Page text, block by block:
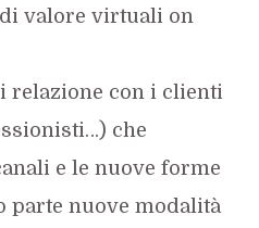
valore virtuali on
relazione con i clienti
che
e le nuove forme
parte nuove modalità